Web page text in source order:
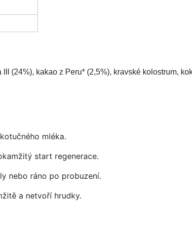
(24%), kakao z Peru* (2,5%), kravské kolostrum,
mléka.
start regenerace.
nebo ráno po probuzení.
a netvoří hrudky.